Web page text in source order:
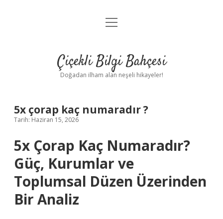
Anasayfa
Yasal Uyarı
menüyü
Çiçekli Bilgi Bahçesi
Doğadan ilham alan neşeli hikayeler!
5x çorap kaç numaradır ?
Tarih: Haziran 15, 2026
5x Çorap Kaç Numaradır?
Güç, Kurumlar ve
Toplumsal Düzen Üzerinden
Bir Analiz